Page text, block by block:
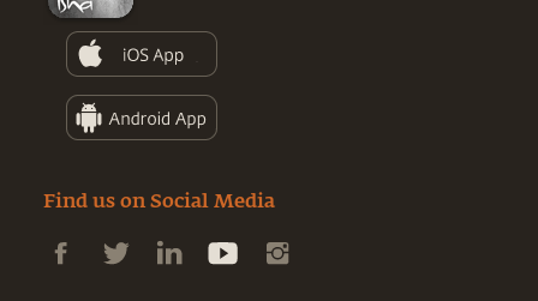
Find us on Social Media